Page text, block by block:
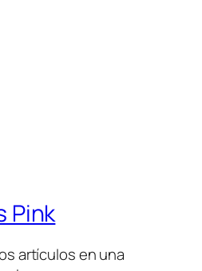
Pink
artículos en una